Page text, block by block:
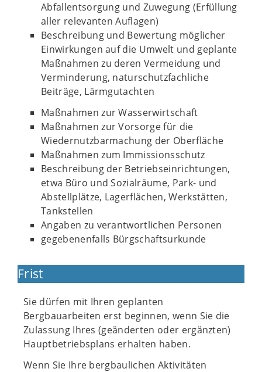
Abfallentsorgung und Zuwegung (Erfüllung
aller relevanten Auflagen)
Beschreibung und Bewertung möglicher
Einwirkungen auf die Umwelt und geplante
Maßnahmen zu deren Vermeidung und
Verminderung, naturschutzfachliche
Beiträge, Lärmgutachten
Maßnahmen zur Wasserwirtschaft
Maßnahmen zur Vorsorge für die
Wiedernutzbarmachung der Oberfläche
Maßnahmen zum Immissionsschutz
Beschreibung der Betriebseinrichtungen,
etwa Büro und Sozialräume, Park- und
Abstellplätze, Lagerflächen, Werkstätten,
Tankstellen
Angaben zu verantwortlichen Personen
gegebenenfalls Bürgschaftsurkunde
Frist
Sie dürfen mit Ihren geplanten
Bergbauarbeiten erst beginnen, wenn Sie die
Zulassung Ihres (geänderten oder ergänzten)
Hauptbetriebsplans erhalten haben.
Wenn Sie Ihre bergbaulichen Aktivitäten